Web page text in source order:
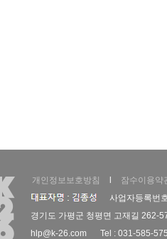
개인정보보호방침 잠수이용약
사업자등록번
경기도 가평군 청평면 고재길 262-
hlp@k-26.com
Tel : 031-585-